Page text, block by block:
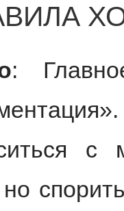
:
с